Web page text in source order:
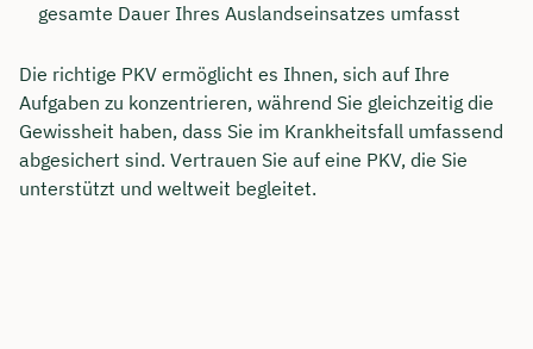
gesamte Dauer Ihres Auslandseinsatzes umfasst
Die richtige PKV ermöglicht es Ihnen, sich auf Ihre
Aufgaben zu konzentrieren, während Sie gleichzeitig die
Gewissheit haben, dass Sie im Krankheitsfall umfassend
abgesichert sind. Vertrauen Sie auf eine PKV, die Sie
unterstützt und weltweit begleitet.